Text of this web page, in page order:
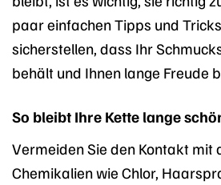
paar einfachen Tipps und
sicherstellen, dass Ihr
behält und Ihnen lange Freude
So bleibt Ihre Kette lange
Vermeiden Sie den Kontakt mit
Chemikalien wie Chlor,